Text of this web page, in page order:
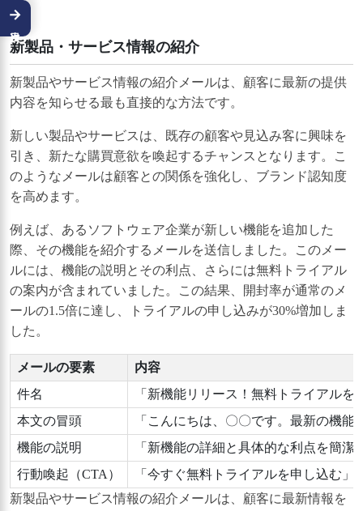
新製品・サービス情報の紹介
新製品やサービス情報の紹介メールは、顧客に最新の提供
内容を知らせる最も直接的な方法です。
新しい製品やサービスは、既存の顧客や見込み客に興味を
引き、新たな購買意欲を喚起するチャンスとなります。こ
のようなメールは顧客との関係を強化し、ブランド認知度
を高めます。
例えば、あるソフトウェア企業が新しい機能を追加した
際、その機能を紹介するメールを送信しました。このメー
ルには、機能の説明とその利点、さらには無料トライアル
の案内が含まれていました。この結果、開封率が通常のメ
ールの1.5倍に達し、トライアルの申し込みが30%増加しま
した。
メールの要素
内容
件名
「新機能リリース！無料トライアルを
本文の冒頭
「こんにちは、〇〇です。最新の機
機能の説明
「新機能の詳細と具体的な利点を簡潔
行動喚起（CTA）
「今すぐ無料トライアルを申し込む」
新製品やサービス情報の紹介メールは、顧客に最新情報を
→